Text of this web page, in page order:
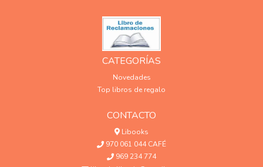
CATEGORÍAS
Novedades
Top libros de regalo
CONTACTO
Libooks
970 061 044 CAFÉ
969 234 774